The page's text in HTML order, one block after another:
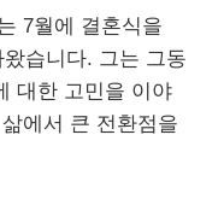
7월에 결혼식을
습니다. 그는 그동
대한 고민을 이야
에서 큰 전환점을